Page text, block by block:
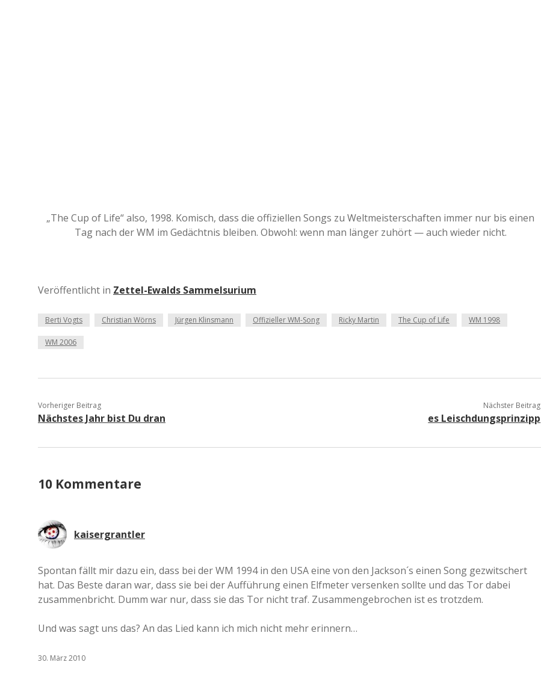
„The Cup of Life“ also, 1998. Komisch, dass die offiziellen Songs zu Weltmeisterschaften immer nur bis einen
Tag nach der WM im Gedächtnis bleiben. Obwohl: wenn man länger zuhört — auch wieder nicht.
Veröffentlicht in Zettel-Ewalds Sammelsurium
Berti Vogts Christian Wörns Jürgen Klinsmann Offizieller WM-Song Ricky Martin The Cup of Life WM 1998
WM 2006
Vorheriger Beitrag
Nächstes Jahr bist Du dran
Nächster Beitrag
es Leischdungsprinzipp
10 Kommentare
kaisergrantler
Spontan fällt mir dazu ein, dass bei der WM 1994 in den USA eine von den Jackson´s einen Song gezwitschert
hat. Das Beste daran war, dass sie bei der Aufführung einen Elfmeter versenken sollte und das Tor dabei
zusammenbricht. Dumm war nur, dass sie das Tor nicht traf. Zusammengebrochen ist es trotzdem.
Und was sagt uns das? An das Lied kann ich mich nicht mehr erinnern…
30. März 2010